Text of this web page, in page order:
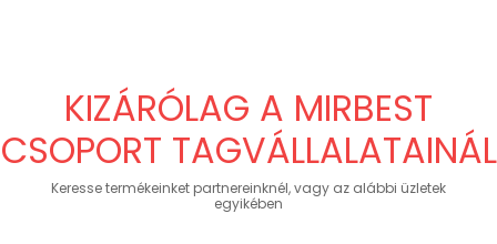
KIZÁRÓLAG A MIRBEST
CSOPORT TAGVÁLLALATAINÁL
Keresse termékeinket partnereinknél, vagy az alábbi üzletek
egyikében